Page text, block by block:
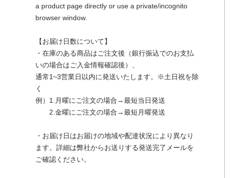
a product page directly or use a private/incognito
browser window.
【お届け日数について】
・在庫のある商品はご注文後（銀行振込でのお支払
いの場合はご入金情報確認後）、
通常1~3営業日以内に発送いたします。※土日祝を除
く
例）1.月曜にご注文の場合→最短当日発送
2.金曜にご注文の場合→最短月曜発送
・お届け日はお届けの地域や配達状況により異なり
ます。詳細は弊社からお送りする発送完了メールを
ご確認ください。